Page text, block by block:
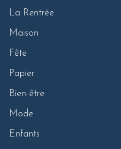
La Rentrée
Maison
Fête
Papier
Bien-être
Mode
Enfants